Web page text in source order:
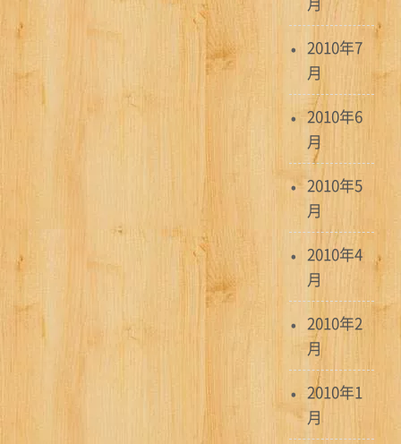
2010年7
月
2010年6
月
2010年5
月
2010年4
月
2010年2
月
2010年1
月